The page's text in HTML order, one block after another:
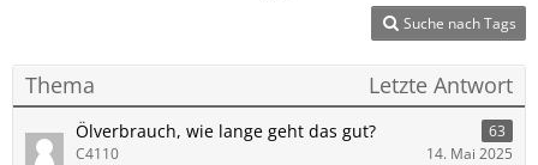
Suche nach Tags
Thema Letzte Antwort
Ölverbrauch, wie lange geht das gut?
63
C4110
14. Mai 2025